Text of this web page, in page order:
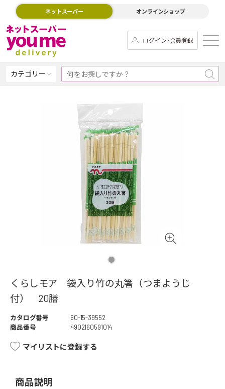
ネットスーパー オンラインショップ
ログイン･会員登録
カテゴリー
くらしモア 袋入り竹の丸箸（つまようじ
付） 20膳
カタログ番号
60-15-39552
商品番号
4902160591014
マイリストに登録する
商品説明